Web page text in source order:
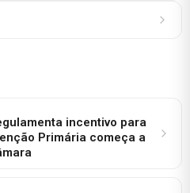
incentivo para
Primária começa a